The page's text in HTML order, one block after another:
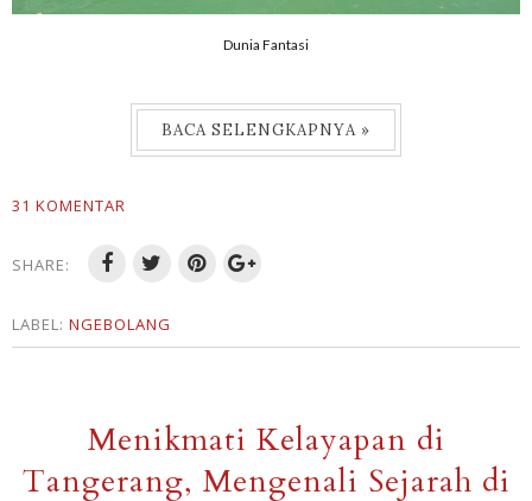
Dunia Fantasi
BACA SELENGKAPNYA »
31 KOMENTAR
SHARE:
LABEL: NGEBOLANG
Menikmati Kelayapan di
Tangerang, Mengenali Sejarah di